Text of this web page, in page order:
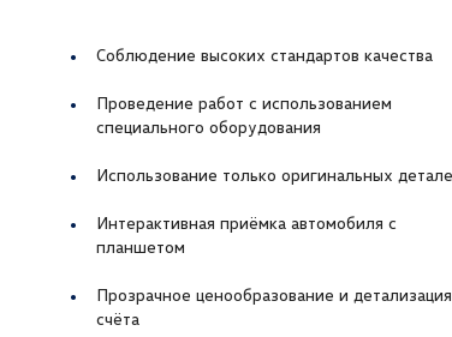
Соблюдение высоких стандартов качества
Проведение работ с использованием
специального оборудования
Использование только оригинальных
Интерактивная приёмка автомобиля с
планшетом
Прозрачное ценообразование и детализация
счёта